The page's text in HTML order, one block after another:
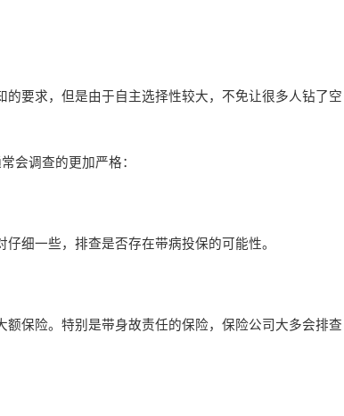
要求，但是由于自主选择性较大，不免让很多人钻了空
会调查的更加严格：
细一些，排查是否存在带病投保的可能性。
保险。特别是带身故责任的保险，保险公司大多会排查